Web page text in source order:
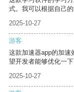
式。我可以根据自己的
2025-10-27
游客
这款加速器app的加速
望开发者能够优化一下
2025-10-27